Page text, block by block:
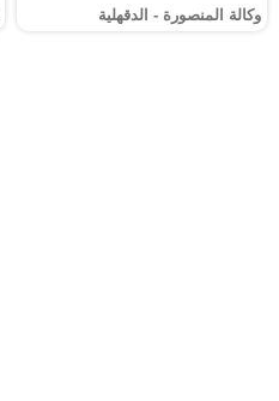
وكالة المنصورة - الدقهلية‎